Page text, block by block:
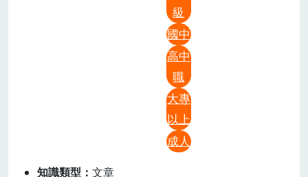
級
國中
高中
職
大專
以上
成人
知識類型 文章